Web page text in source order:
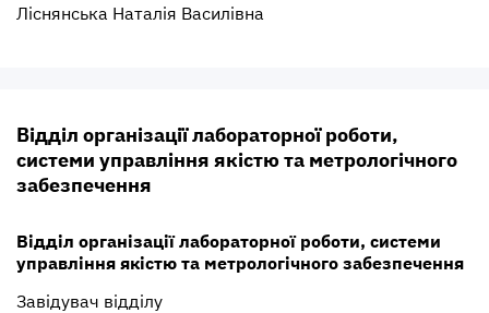
Ліснянська Наталія Василівна
Відділ організації лабораторної роботи,
системи управління якістю та метрологічного
забезпечення
Відділ організації лабораторної роботи, системи
управління якістю та метрологічного забезпечення
Завідувач відділу